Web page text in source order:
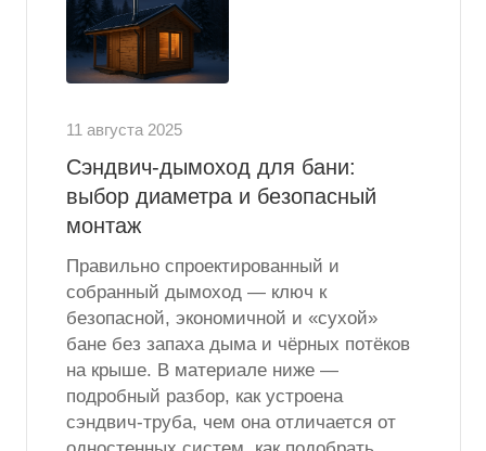
11 августа 2025
Сэндвич-дымоход для бани:
выбор диаметра и безопасный
монтаж
Правильно спроектированный и
собранный дымоход — ключ к
безопасной, экономичной и «сухой»
бане без запаха дыма и чёрных потёков
на крыше. В материале ниже —
подробный разбор, как устроена
сэндвич-труба, чем она отличается от